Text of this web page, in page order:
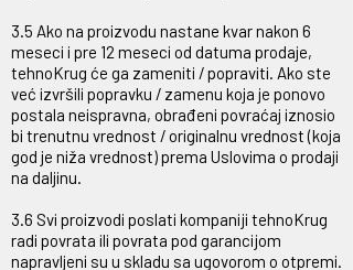
3.5 Ako na proizvodu nastane kvar nakon 6
meseci i pre 12 meseci od datuma prodaje,
tehnoKrug će ga zameniti / popraviti. Ako ste
već izvršili popravku / zamenu koja je ponovo
postala neispravna, obrađeni povraćaj iznosio
bi trenutnu vrednost / originalnu vrednost (koja
god je niža vrednost) prema Uslovima o prodaji
na daljinu.
3.6 Svi proizvodi poslati kompaniji tehnoKrug
radi povrata ili povrata pod garancijom
napravljeni su u skladu sa ugovorom o otpremi.